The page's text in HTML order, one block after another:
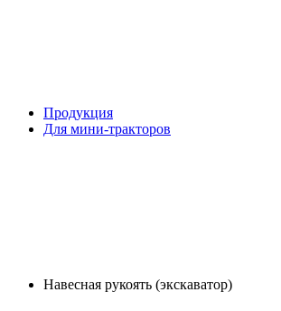
Продукция
Для мини-тракторов
Навесная рукоять (экскаватор)